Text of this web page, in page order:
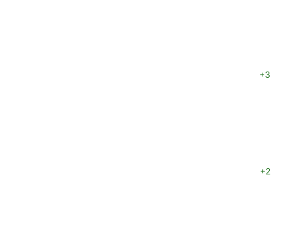
+3
+2